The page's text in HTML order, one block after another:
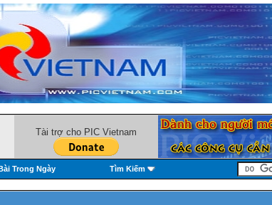
Tài trợ cho PIC Vietnam
Trong Ngày Tìm Kiếm